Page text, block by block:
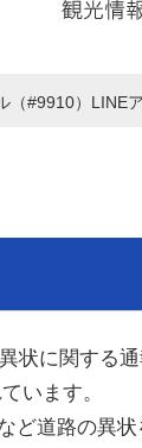
（#9910）LINE
状に関する
います。
道路の異